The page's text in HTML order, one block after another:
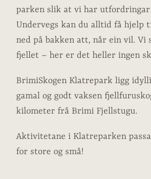
parken slik at vi har
Undervegs kan du alltid få hjelp
ned på bakken att, når ein vil. Vi
fjellet – her er det heller ingen
BrimiSkogen Klatrepark ligg
gamal og godt vaksen
kilometer frå Brimi Fjellstugu.
Aktivitetane i Klatreparken
for store og små!